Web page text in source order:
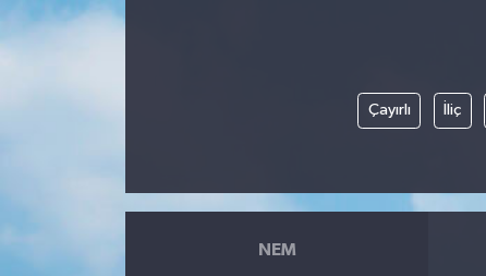
Çayırlı İliç
NEM